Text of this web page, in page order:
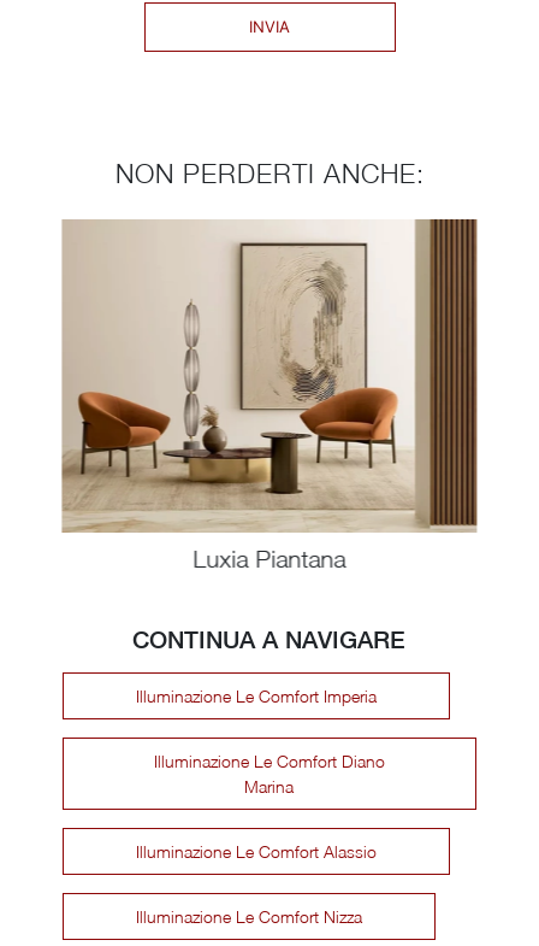
INVIA
NON PERDERTI ANCHE:
Luxia Piantana
CONTINUA A NAVIGARE
Illuminazione Le Comfort Imperia
Illuminazione Le Comfort Diano
Marina
Illuminazione Le Comfort Alassio
Illuminazione Le Comfort Nizza